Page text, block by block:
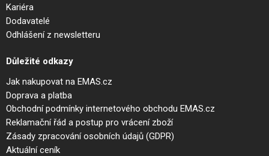
Kariéra
Dodavatelé
Odhlášení z newsletteru
Důležité odkazy
Jak nakupovat na EMAS.cz
Doprava a platba
Obchodní podmínky internetového obchodu EMAS.cz
Reklamační řád a postup pro vrácení zboží
Zásady zpracování osobních údajů (GDPR)
Aktuální ceník